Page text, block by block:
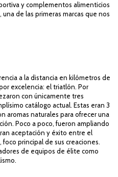
y complementos alimenticios
de las primeras marcas que nos
a la distancia en kilómetros de
excelencia: el triatlón. Por
con únicamente tres
catálogo actual. Estas eran 3
aromas naturales para ofrecer una
Poco a poco, fueron ampliando
aceptación y éxito entre el
principal de sus creaciones.
de equipos de élite como